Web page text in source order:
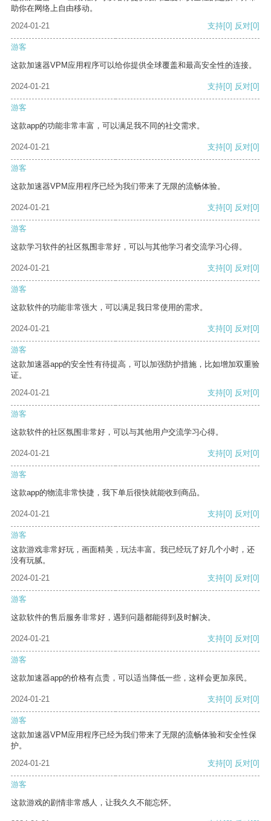
助你在网络上自由移动。
2024-01-21
支持[0] 反对[0]
游客
这款加速器VPM应用程序可以给你提供全球覆盖和最高安全性的连接。
2024-01-21 支持[0] 反对[0]
游客
这款app的功能非常丰富，可以满足我不同的社交需求。
2024-01-21 支持[0] 反对[0]
游客
这款加速器VPM应用程序已经为我们带来了无限的流畅体验。
2024-01-21 支持[0] 反对[0]
游客
这款学习软件的社区氛围非常好，可以与其他学习者交流学习心得。
2024-01-21 支持[0] 反对[0]
游客
这款软件的功能非常强大，可以满足我日常使用的需求。
2024-01-21 支持[0] 反对[0]
游客
这款加速器app的安全性有待提高，可以加强防护措施，比如增加双重验
证。
2024-01-21
支持[0] 反对[0]
游客
这款软件的社区氛围非常好，可以与其他用户交流学习心得。
2024-01-21 支持[0] 反对[0]
游客
这款app的物流非常快捷，我下单后很快就能收到商品。
2024-01-21 支持[0] 反对[0]
游客
这款游戏非常好玩，画面精美，玩法丰富。我已经玩了好几个小时，还
没有玩腻。
2024-01-21
支持[0] 反对[0]
游客
这款软件的售后服务非常好，遇到问题都能得到及时解决。
2024-01-21 支持[0] 反对[0]
游客
这款加速器app的价格有点贵，可以适当降低一些，这样会更加亲民。
2024-01-21 支持[0] 反对[0]
游客
这款加速器VPM应用程序已经为我们带来了无限的流畅体验和安全性保
护。
2024-01-21
支持[0] 反对[0]
游客
这款游戏的剧情非常感人，让我久久不能忘怀。